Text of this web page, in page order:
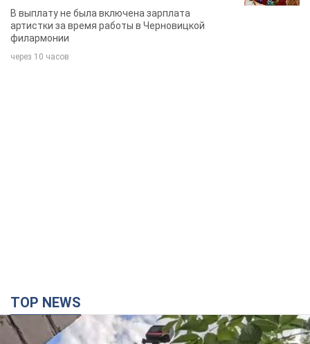
певица
В выплату не была включена зарплата
артистки за время работы в Черновицкой
филармонии
через 10 часов
TOP NEWS